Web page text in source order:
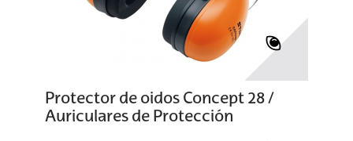
Protector de oidos Concept 28 /
Auriculares de Protección